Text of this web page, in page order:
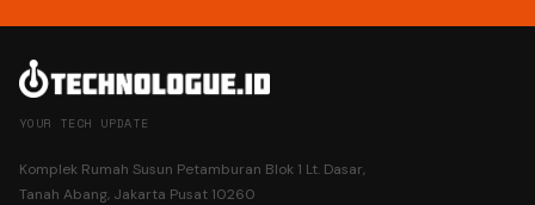
YOUR TECH UPDATE
Komplek Rumah Susun Petamburan Blok 1 Lt. Dasar,
Tanah Abang, Jakarta Pusat 10260